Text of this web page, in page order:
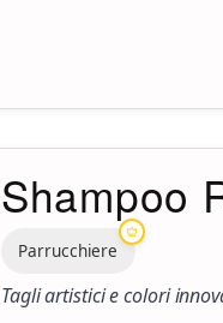
Shampoo
Parrucchiere
Tagli artistici e colori